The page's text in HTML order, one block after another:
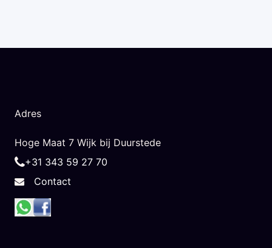
Adres
Hoge Maat 7 Wijk bij Duurstede
+31 343 59 27 70
Contact